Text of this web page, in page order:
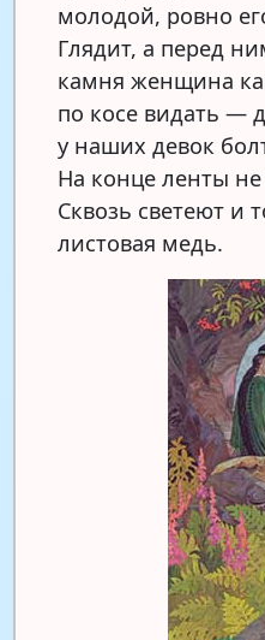
молодой, ровно
Глядит, а перед
камня женщина
по косе видать —
у наших девок
На конце ленты
Сквозь светеют и
листовая медь.